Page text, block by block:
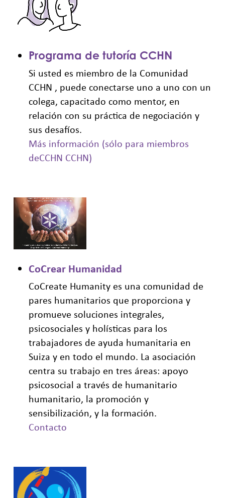
Programa de tutoría CCHN
Si usted es miembro de la Comunidad
CCHN , puede conectarse uno a uno con un
colega, capacitado como mentor, en
relación con su práctica de negociación y
sus desafíos.
Más información (sólo para miembros
deCCHN CCHN)
CoCrear Humanidad
CoCreate Humanity es una comunidad de
pares humanitarios que proporciona y
promueve soluciones integrales,
psicosociales y holísticas para los
trabajadores de ayuda humanitaria en
Suiza y en todo el mundo. La asociación
centra su trabajo en tres áreas: apoyo
psicosocial a través de humanitario
humanitario, la promoción y
sensibilización, y la formación.
Contacto